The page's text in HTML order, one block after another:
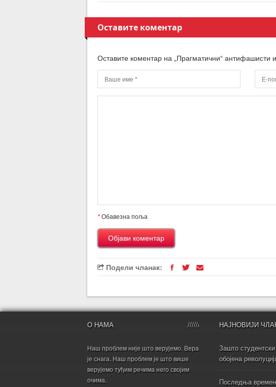
Оставите коментар
Оставите коментар на „Прагматични“ антифашисти
*Обавезна поља
Подели чланак:
О НАМА
Наш проблем није што верујемо. Вера
је снага. Наш проблем је што више
верујемо туђим речима него својим
очима.
НАЈНОВИЈИ
Зашто студентски
обојена
Последња